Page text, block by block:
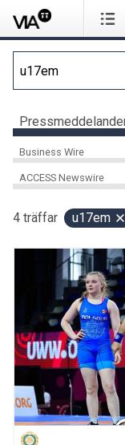
Business Wire
ACCESS Newswire
4 träffar u17em